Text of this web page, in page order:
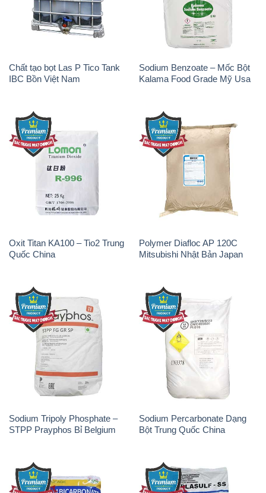
Chất tạo bọt Las P Tico Tank
IBC Bồn Việt Nam
Sodium Benzoate – Mốc Bột
Kalama Food Grade Mỹ Usa
Oxit Titan KA100 – Tio2 Trung
Quốc China
Polymer Diafloc AP 120C
Mitsubishi Nhật Bản Japan
Sodium Tripoly Phosphate –
STPP Prayphos Bỉ Belgium
Sodium Percarbonate Dạng
Bột Trung Quốc China